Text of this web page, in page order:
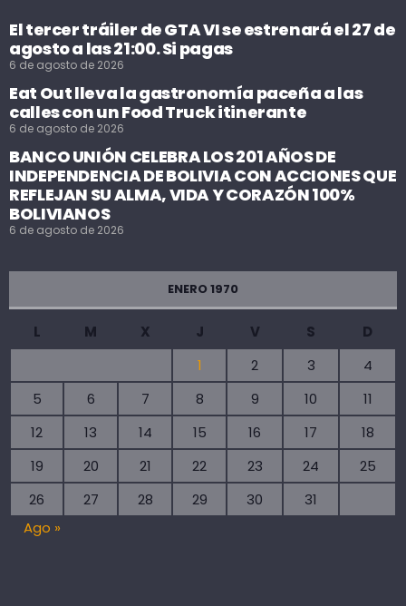
El tercer tráiler de GTA VI se estrenará el 27 de
agosto a las 21:00. Si pagas
6 de agosto de 2026
Eat Out lleva la gastronomía paceña a las
calles con un Food Truck itinerante
6 de agosto de 2026
BANCO UNIÓN CELEBRA LOS 201 AÑOS DE
INDEPENDENCIA DE BOLIVIA CON ACCIONES QUE
REFLEJAN SU ALMA, VIDA Y CORAZÓN 100%
BOLIVIANOS
6 de agosto de 2026
ENERO 1970
L M X J V S
D
1
2 3
4
5
6 7 8 9 10
11
12
13 14 15 16 17
18
19
20 21 22 23 24
25
26
27 28 29 30
31
Ago »